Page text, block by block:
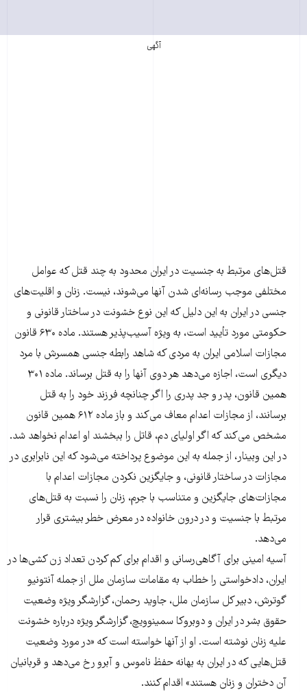
آگهی
قتل‌های مرتبط به جنسیت در ایران محدود به چند قتل که عوامل
مختلفی موجب رسانه‌ای شدن آنها می‌شوند، نیست. زنان و اقلیت‌های
جنسی در ایران به این دلیل که این نوع خشونت در ساختار قانونی و
حکومتی مورد تأیید است، به ویژه آسیب‌پذیر هستند. ماده ۶۳۰ قانون
مجازات اسلامی ایران به مردی که شاهد رابطه جنسی همسرش با مرد
دیگری است، اجازه می‌دهد هر دوی آنها را به قتل برساند. ماده ۳۰۱
همین قانون، پدر و جد پدری را اگر چنانچه فرزند خود را به قتل
برسانند، از مجازات اعدام معاف می‌کند و باز ماده ۶۱۲ همین قانون
مشخص می‌کند که اگر اولیای دم، قاتل را ببخشند او اعدام نخواهد شد.
در این وبینار، از جمله به این موضوع پرداخته می‌شود که این نابرابری در
مجازات در ساختار قانونی، و جایگزین نکردن مجازات اعدام با
مجازات‌های جایگزین و متناسب با جرم، زنان را نسبت به قتل‌های
مرتبط با جنسیت و در درون‌ خانواده در معرض خطر بیشتری قرار
می‌دهد.
آسیه امینی برای آگاهی‌رسانی و اقدام برای کم کردن تعداد زن کشی‌ها در
ایران، دادخواستی را خطاب به مقامات سازمان ملل از جمله آنتونیو
گوترش، دبیر کل سازمان ملل، جاوید رحمان، گزارشگر ویژه وضعیت
حقوق بشر در ایران و دوبروکا سمینوویچ، گزارشگر ویژه درباره خشونت
علیه زنان نوشته است. او از آنها خواسته است که «در مورد وضعیت
قتل‌هایی که در ایران به بهانه حفظ ناموس و آبرو رخ می‌دهد و قربانیان
آن دختران و زنان هستند» اقدام کنند.